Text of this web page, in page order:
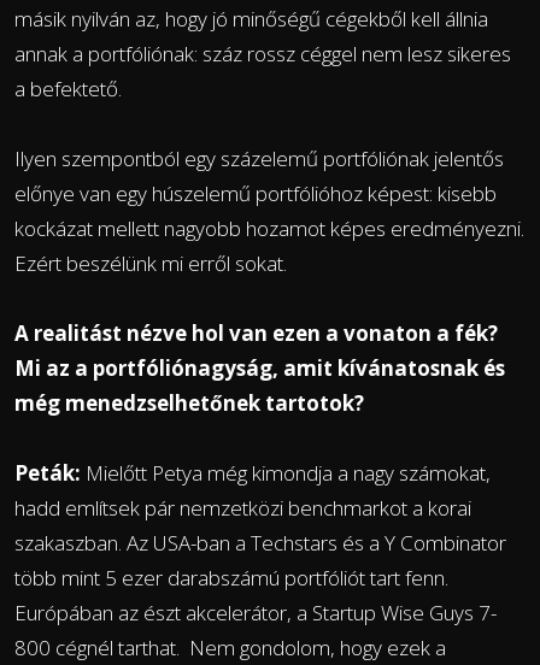
másik nyilván az, hogy jó minőségű cégekből kell állnia
annak a portfóliónak: száz rossz céggel nem lesz sikeres
a befektető.
Ilyen szempontból egy százelemű portfóliónak jelentős
előnye van egy húszelemű portfólióhoz képest: kisebb
kockázat mellett nagyobb hozamot képes eredményezni.
Ezért beszélünk mi erről sokat.
A realitást nézve hol van ezen a vonaton a fék?
Mi az a portfóliónagyság, amit kívánatosnak és
még menedzselhetőnek tartotok?
Peták: Mielőtt Petya még kimondja a nagy számokat,
hadd említsek pár nemzetközi benchmarkot a korai
szakaszban. Az USA-ban a Techstars és a Y Combinator
több mint 5 ezer darabszámú portfóliót tart fenn.
Európában az észt akcelerátor, a Startup Wise Guys 7-
800 cégnél tarthat. Nem gondolom, hogy ezek a